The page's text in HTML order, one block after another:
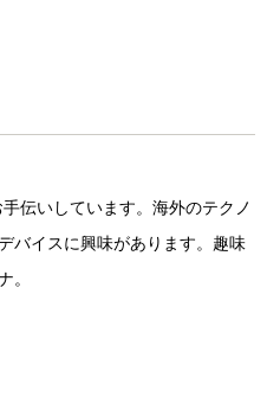
伝いしています。海外のテクノ
バイスに興味があります。趣味
。